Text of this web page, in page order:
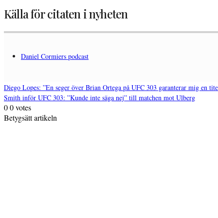
Källa för citaten i nyheten
Daniel Cormiers podcast
Inläggsnavigering
Diego Lopes: ”En seger över Brian Ortega på UFC 303 garanterar mig en
Smith inför UFC 303: ”Kunde inte säga nej” till matchen mot Ulberg
00votes
Betygsätt artikeln